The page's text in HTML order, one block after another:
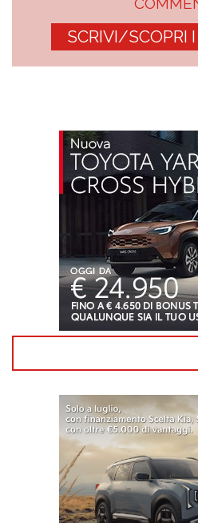
SCRIVI/SCOPRI